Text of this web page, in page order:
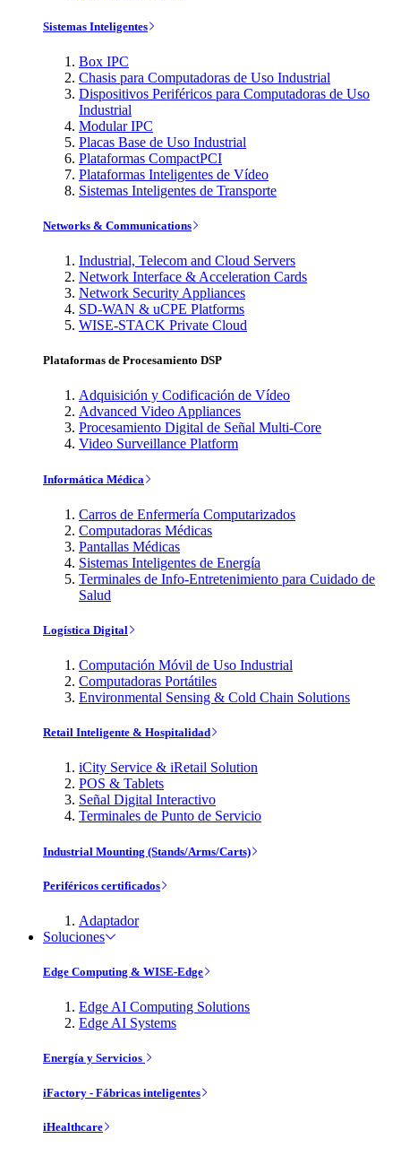
Sistemas Inteligentes
Box IPC
Chasis para Computadoras de Uso Industrial
Dispositivos Periféricos para Computadoras de Uso
Industrial
Modular IPC
Placas Base de Uso Industrial
Plataformas CompactPCI
Plataformas Inteligentes de Vídeo
Sistemas Inteligentes de Transporte
Networks & Communications
Industrial, Telecom and Cloud Servers
Network Interface & Acceleration Cards
Network Security Appliances
SD-WAN & uCPE Platforms
WISE-STACK Private Cloud
Plataformas de Procesamiento DSP
Adquisición y Codificación de Vídeo
Advanced Video Appliances
Procesamiento Digital de Señal Multi-Core
Video Surveillance Platform
Informática Médica
Carros de Enfermería Computarizados
Computadoras Médicas
Pantallas Médicas
Sistemas Inteligentes de Energía
Terminales de Info-Entretenimiento para Cuidado de
Salud
Logística Digital
Computación Móvil de Uso Industrial
Computadoras Portátiles
Environmental Sensing & Cold Chain Solutions
Retail Inteligente & Hospitalidad
iCity Service & iRetail Solution
POS & Tablets
Señal Digital Interactivo
Terminales de Punto de Servicio
Industrial Mounting (Stands/Arms/Carts)
Periféricos certificados
Adaptador
Soluciones
Edge Computing & WISE-Edge
Edge AI Computing Solutions
Edge AI Systems
Energía y Servicios
iFactory - Fábricas inteligentes
iHealthcare